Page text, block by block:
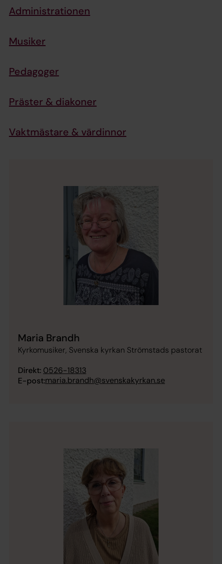
Administrationen
Musiker
Pedagoger
Präster & diakoner
Vaktmästare & värdinnor
Maria Brandh
Kyrkomusiker, Svenska kyrkan Strömstads pastorat
Direkt: 0526-18313
E-post:maria.brandh@svenskakyrkan.se